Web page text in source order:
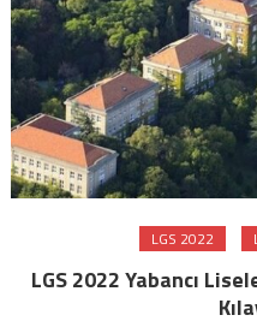
LGS 2022
LGS 2022 Yabancı